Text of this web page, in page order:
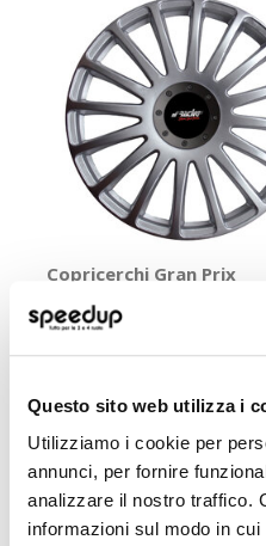
Questo sito web utilizza i
Utilizziamo i cookie per
annunci, per fornire
analizzare il nostro traffico.
informazioni sul modo in
Copricerchi Gran Prix
SIMONI RACING
Spedizione gratuita!